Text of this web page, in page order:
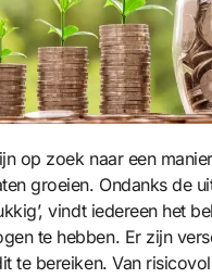
groeien. Ondanks de
vindt iedereen het
te hebben. Er zijn
te bereiken. Van